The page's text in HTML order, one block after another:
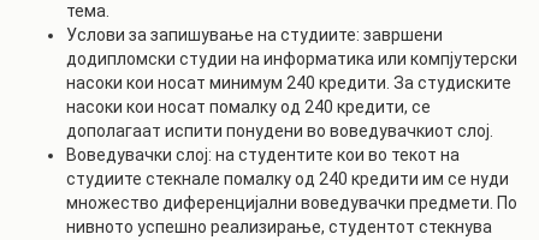
тема.
Услови за запишување на студиите: завршени
додипломски студии на информатика или компјутерски
насоки кои носат минимум 240 кредити. За студиските
насоки кои носат помалку од 240 кредити, се
дополагаат испити понудени во воведувачкиот слој.
Воведувачки слој: на студентите кои во текот на
студиите стекнале помалку од 240 кредити им се нуди
множество диференцијални воведувачки предмети. По
нивното успешно реализирање, студентот стекнува